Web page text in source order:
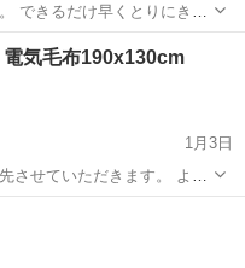
できるだけ早くとりにきて
しくおねがいします。
電気毛布190x130cm
1月3日
させていただきます。 よろ
家電